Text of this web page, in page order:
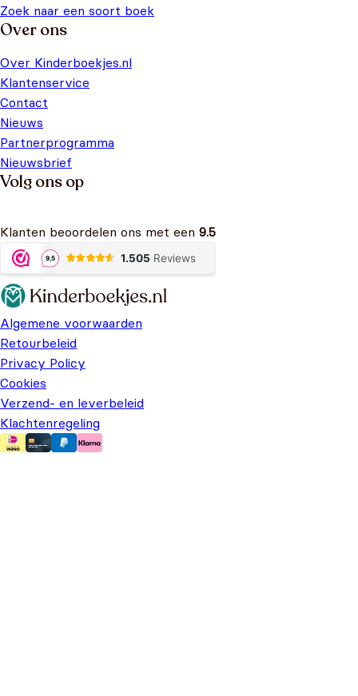
Zoek naar een soort boek
Over ons
Over Kinderboekjes.nl
Klantenservice
Contact
Nieuws
Partnerprogramma
Nieuwsbrief
Volg ons op
Klanten beoordelen ons met een 9.5
Algemene voorwaarden
Retourbeleid
Privacy Policy
Cookies
Verzend- en leverbeleid
Klachtenregeling